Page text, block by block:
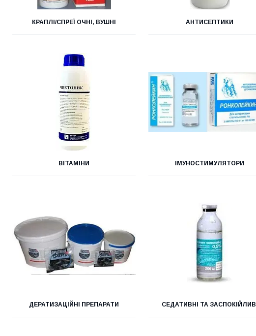
КРАПЛІ/СПРЕЇ ОЧНІ, ВУШНІ АНТИСЕПТИКИ
ВІТАМІНИ ІМУНОСТИМУЛЯТОРИ
ДЕРАТИЗАЦІЙНІ ПРЕПАРАТИ СЕДАТИВНІ ТА ЗАСПОКІЙЛИВІ